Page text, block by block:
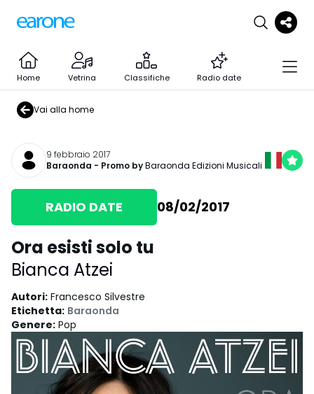
Home Vetrina Classifiche Radio date
Vai alla home
9 febbraio 2017
Baraonda - Promo byBaraonda Edizioni Musicali
RADIO DATE 08/02/2017
Ora esisti solo tu
Bianca Atzei
Autori: Francesco Silvestre
Etichetta: Baraonda
Genere: Pop